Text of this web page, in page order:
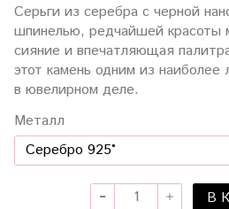
Серьги из серебра с черной
шпинелью, редчайшей красоты
сияние и впечатляющая
этот камень одним из
в ювелирном деле.
Металл
В